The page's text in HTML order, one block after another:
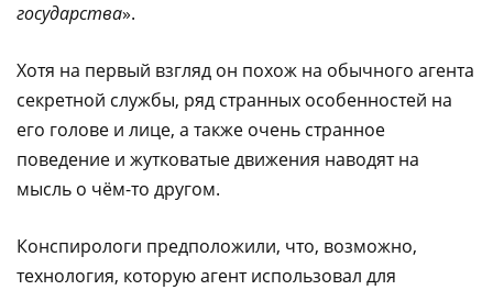
государства».
Хотя на первый взгляд он похож на обычного агента
секретной службы, ряд странных особенностей на
его голове и лице, а также очень странное
поведение и жутковатые движения наводят на
мысль о чём-то другом.
Конспирологи предположили, что, возможно,
технология, которую агент использовал для